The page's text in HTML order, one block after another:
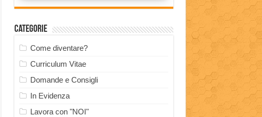
Categorie
Come diventare?
Curriculum Vitae
Domande e Consigli
In Evidenza
Lavora con "NOI"